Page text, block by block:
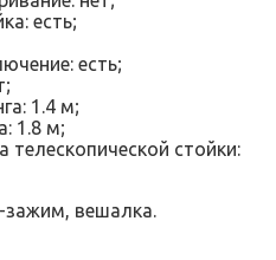
есть;
есть;
1.4 м;
1.8 м;
стойки:
зажим, вешалка.